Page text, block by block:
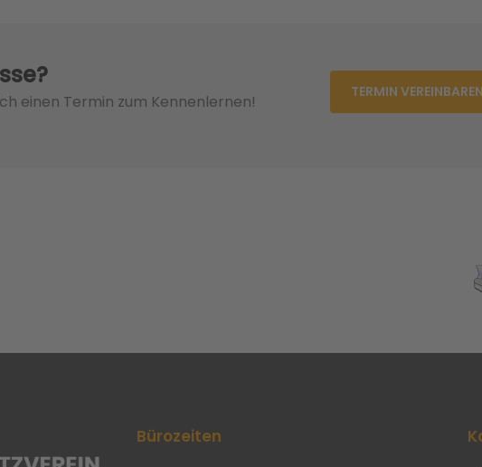
einen Termin zum Kennenlernen! TERMIN
Bürozeiten